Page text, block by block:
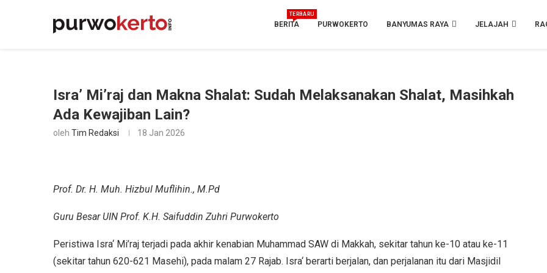
BERITA
TERBARU
PURWOKERTO BANYUMAS RAYA JELAJAH
Isra’ Mi’raj dan Makna Shalat: Sudah Melaksanakan Shalat, Masihkah
Ada Kewajiban Lain?
oleh Tim Redaksi 18 Jan 2026
Prof. Dr. H. Muh. Hizbul Muflihin., M.Pd
Guru Besar UIN Prof. K.H. Saifuddin Zuhri Purwokerto
Peristiwa Isra‘ Mi’raj terjadi pada akhir kenabian Muhammad SAW di Makkah, sekitar tahun ke-10 atau ke-11
(sekitar tahun 620-621 Masehi), pada malam 27 Rajab. Isra‘ berarti berjalan, dan perjalanan itu dari Masjidil